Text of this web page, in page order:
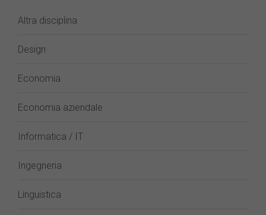
Altra disciplina
Design
Economia
Economia aziendale
Informatica / IT
Ingegneria
Linguistica